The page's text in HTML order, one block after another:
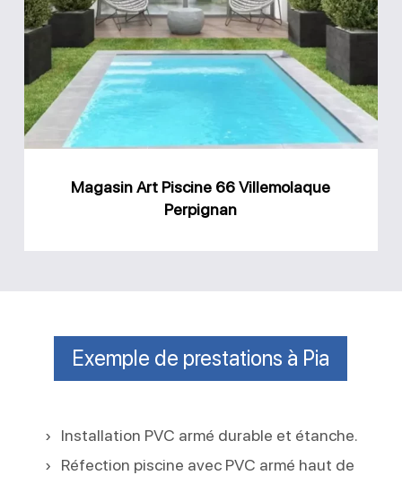
Piscine
66
Villemolaque
Magasin Art Piscine 66 Villemolaque
Perpignan
Exemple de prestations à Pia
Installation PVC armé durable et étanche.
Réfection piscine avec PVC armé haut de